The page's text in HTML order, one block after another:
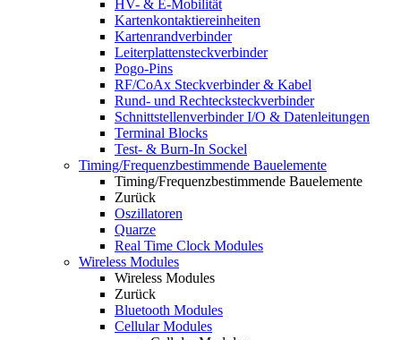
HV- & E-Mobilität
Kartenkontaktiereinheiten
Kartenrandverbinder
Leiterplattensteckverbinder
Pogo-Pins
RF/CoAx Steckverbinder & Kabel
Rund- und Rechtecksteckverbinder
Schnittstellenverbinder I/O & Datenleitungen
Terminal Blocks
Test- & Burn-In Sockel
Timing/Frequenzbestimmende Bauelemente
Timing/Frequenzbestimmende Bauelemente
Zurück
Oszillatoren
Quarze
Real Time Clock Modules
Wireless Modules
Wireless Modules
Zurück
Bluetooth Modules
Cellular Modules